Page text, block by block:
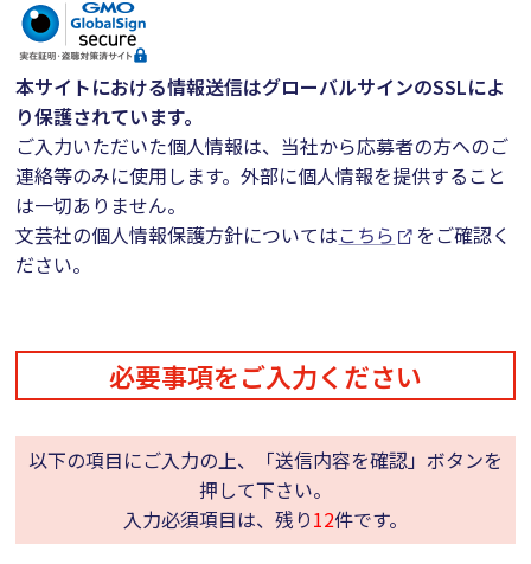
本サイトにおける情報送信はグローバルサインのSSLによ
り保護されています。
ご入力いただいた個人情報は、当社から応募者の方へのご
連絡等のみに使用します。外部に個人情報を提供すること
は一切ありません。
文芸社の個人情報保護方針についてはこちら
をご確認く
ださい。
必要事項をご入力ください
以下の項目にご入力の上、「送信内容を確認」ボタンを
押して下さい。
入力必須項目は、残り12件です。